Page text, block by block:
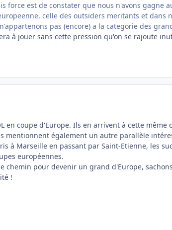
force est de constater que nous n'avons gagne
celle des outsiders meritants et dans
pas (encore) a la categorie des
à jouer sans cette pression qu'on se rajoute
en coupe d'Europe. Ils en arrivent à cette même
mentionnent également un autre parallèle
à Marseille en passant par Saint-Etienne, les
européennes.
chemin pour devenir un grand d'Europe,
!